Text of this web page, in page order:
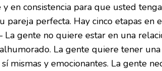
y en consistencia para que usted
pareja perfecta. Hay cinco etapas en
La gente no quiere estar en una
La gente quiere tener
mismas y emocionantes. La gente